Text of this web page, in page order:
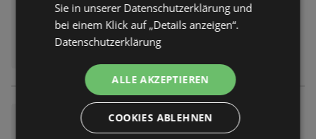
Galeria Karstadt Kaufhof Ang
ebote
Sie in unserer Datenschutzerklärung und
bei einem Klick auf „Details anzeigen“.
Datenschutzerklärung
ALLE AKZEPTIEREN
COOKIES ABLEHNEN